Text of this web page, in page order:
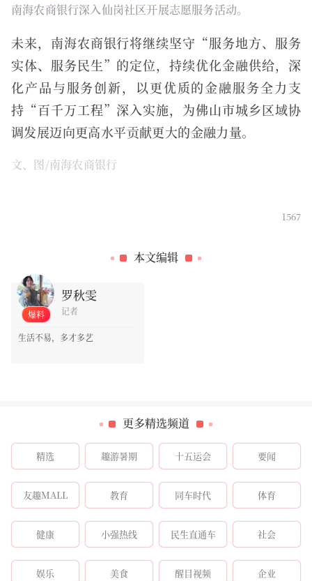
南海农商银行深入仙岗社区开展志愿服务活动。
未来，南海农商银行将继续坚守“服务地方、服务
实体、服务民生”的定位，持续优化金融供给，深
化产品与服务创新，以更优质的金融服务全力支
持“百千万工程”深入实施，为佛山市城乡区域协
调发展迈向更高水平贡献更大的金融力量。
文、图/南海农商银行
1567
本文编辑
爆料
罗秋雯
记者
生活不易，多才多艺
更多精选频道
精选 趣游暑期 十五运会 要闻
友趣MALL 教育 同车时代 体育
健康 小强热线 民生直通车 社会
娱乐 美食 醒目视频 企业